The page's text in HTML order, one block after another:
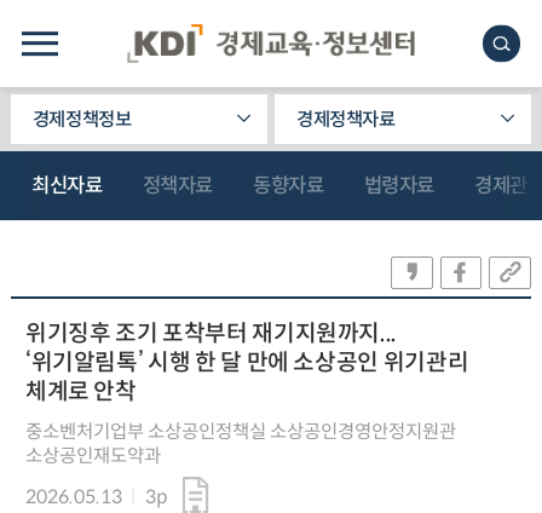
경제정책정보 경제정책자료
최신자료 정책자료 동향자료 법령자료 경제관
위기징후 조기 포착부터 재기지원까지...
‘위기알림톡’ 시행 한 달 만에 소상공인 위기관리
체계로 안착
중소벤처기업부 소상공인정책실 소상공인경영안정지원관
소상공인재도약과
2026.05.13
3p